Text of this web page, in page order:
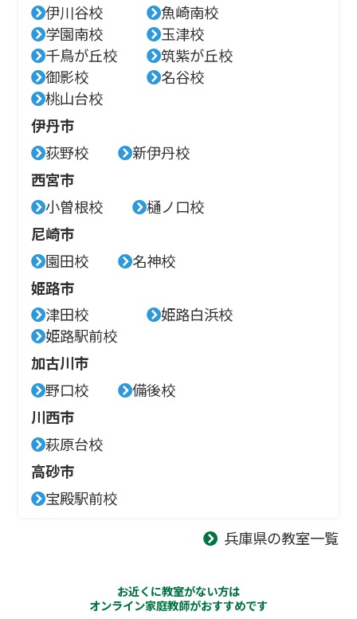
伊川谷校
魚崎南校
学園南校
玉津校
千鳥が丘校
筑紫が丘校
御影校
名谷校
桃山台校
伊丹市
荻野校
新伊丹校
西宮市
小曽根校
樋ノ口校
尼崎市
園田校
名神校
姫路市
津田校
姫路白浜校
姫路駅前校
加古川市
野口校
備後校
川西市
萩原台校
高砂市
宝殿駅前校
兵庫県の教室一覧
お近くに教室がない方は
オンライン家庭教師がおすすめです